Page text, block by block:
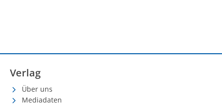
Verlag
Über uns
Mediadaten